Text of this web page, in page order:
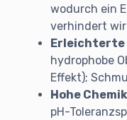
wodurch ein
verhindert
Erleichterte
hydrophobe
Effekt);
Hohe
pH-